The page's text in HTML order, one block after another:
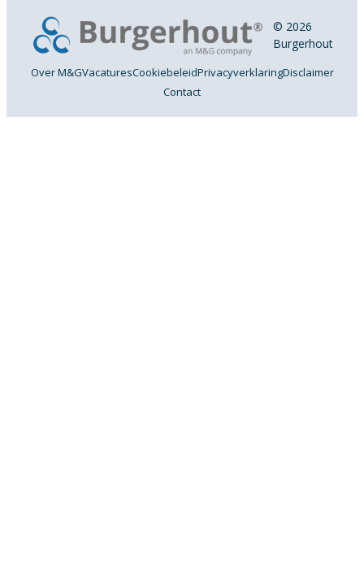
© 2026
Burgerhout
Over M&GVacaturesCookiebeleidPrivacyverklaringDisclaimer
Contact